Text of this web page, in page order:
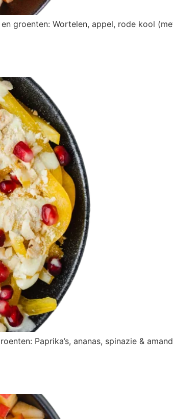
groenten: Wortelen, appel, rode kool
Paprika’s, ananas, spinazie &